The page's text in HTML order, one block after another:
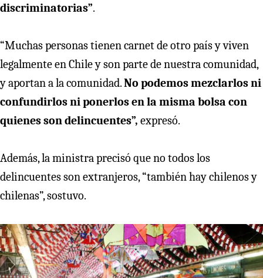
discriminatorias”.
“Muchas personas tienen carnet de otro país y viven
legalmente en Chile y son parte de nuestra comunidad,
y aportan a la comunidad.No podemos mezclarlos ni
confundirlos ni ponerlos en la misma bolsa con
quienes son delincuentes”, expresó.
Además, la ministra precisó que no todos los
delincuentes son extranjeros, “también hay chilenos y
chilenas”, sostuvo.